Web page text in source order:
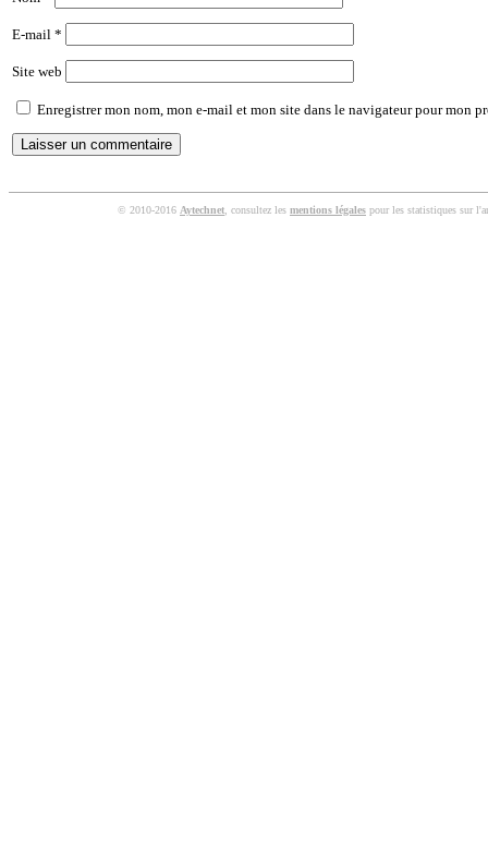
E-mail *
Site web
Enregistrer mon nom, mon e-mail et mon site dans le navigateur pour mon
© 2010-2016 Aytechnet , consultez les mentions légales pour les statistiques sur